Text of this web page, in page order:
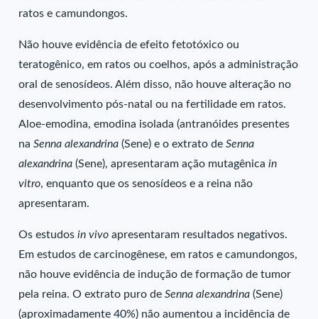
ratos e camundongos.
Não houve evidência de efeito fetotóxico ou
teratogênico, em ratos ou coelhos, após a administração
oral de senosídeos. Além disso, não houve alteração no
desenvolvimento pós-natal ou na fertilidade em ratos.
Aloe-emodina, emodina isolada (antranóides presentes
naSenna alexandrina (Sene) e o extrato deSenna
alexandrina (Sene), apresentaram ação mutagênicain
vitro, enquanto que os senosídeos e a reina não
apresentaram.
Os estudosin vivo apresentaram resultados negativos.
Em estudos de carcinogênese, em ratos e camundongos,
não houve evidência de indução de formação de tumor
pela reina. O extrato puro deSenna alexandrina (Sene)
(aproximadamente 40%) não aumentou a incidência de